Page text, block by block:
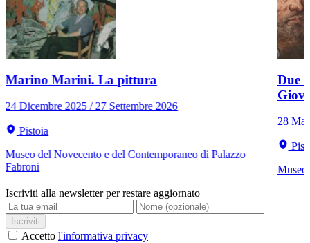
Marino Marini. La pittura
24 Dicembre 2025 / 27 Settembre 2026
Pistoia
Museo del Novecento e del Contemporaneo di Palazzo
Fabroni
Due
28
Museo
Iscriviti alla newsletter per restare aggiornato
Iscriviti
Accetto l'informativa privacy